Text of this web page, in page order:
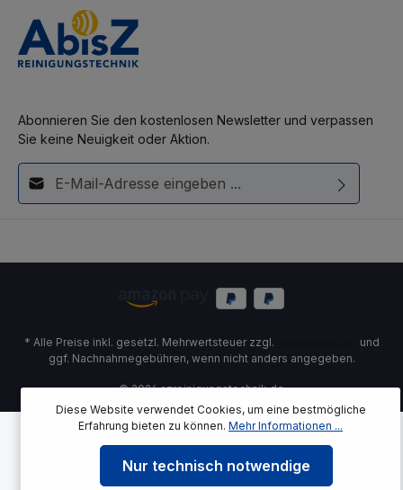
Abonnieren Sie den kostenlosen Newsletter und verpassen
Sie keine Neuigkeit oder Aktion.
E-Mail-Adresse*
© 2026 azreinigungstechnik.de
* Alle Preise inkl. gesetzl. Mehrwertsteuer zzgl.
und
ggf. Nachnahmegebühren, wenn nicht anders angegeben.
Diese Website verwendet Cookies, um eine bestmögliche
Erfahrung bieten zu können. Mehr Informationen ...
Nur technisch notwendige